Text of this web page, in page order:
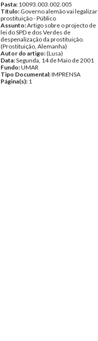
Pasta: 10093.003.002.005
Título: Governo alemão vai legalizar
prostituição - Público
Assunto:Artigo sobre o projecto de
lei do SPD e dos Verdes de
despenalização da prostituição.
(Prostituição, Alemanha)
Autor do artigo:(Lusa)
Data:Segunda, 14 de Maio de 2001
Fundo:UMAR
Tipo Documental:IMPRENSA
Página(s): 1